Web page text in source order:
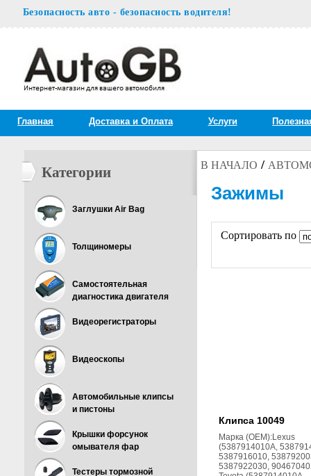
Безопасность авто - безопасность водителя!
Главная Доставка и Oплата Услуги
Категории
Заглушки Air Bag
Толщиномеры
Самостоятельная
диагностика двигателя
Видеорегистраторы
Видеоскопы
Автомобильные клипсы
и пистоны
Крышки форсунок
омывателя фар
Тестеры тормозной
В НАЧАЛО /
Зажимы
Сортировать по
Клипса 10049
Марка (ОЕМ):Lexus
(5387914010A,
5387916010,
5387922030,